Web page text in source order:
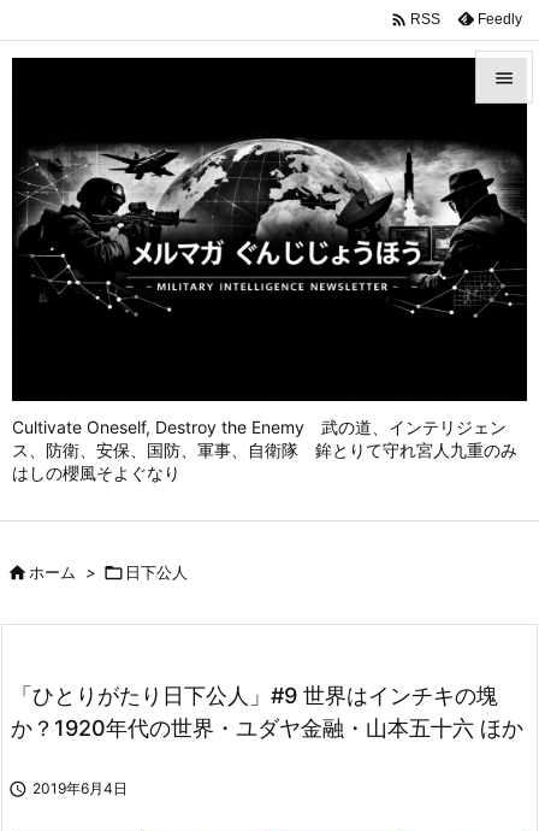
Cultivate Oneself, Destroy the Enemy 武の道、インテリジェン
ス、防衛、安保、国防、軍事、自衛隊 鉾とりて守れ宮人九重のみ
はしの櫻風そよぐなり

メニュ

前へ
次へ

 RSS Feedly
ホーム >  日下公人
「ひとりがたり日下公人」#9 世界はインチキの塊
か？1920年代の世界・ユダヤ金融・山本五十六 ほか
 2019年6月4日